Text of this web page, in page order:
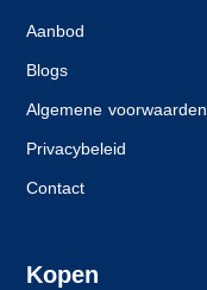
Aanbod
Blogs
Algemene voorwaarden
Privacybeleid
Contact
Kopen